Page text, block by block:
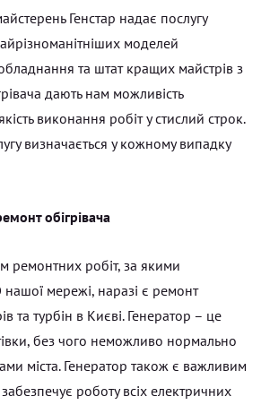
Генстар надає послугу
моделей
та штат кращих майстрів з
дають нам можливість
виконання робіт у стислий строк.
визначається у кожному випадку
обігрівача
ремонтних робіт, за якими
нашої мережі, наразі є ремонт
та турбін в Києві. Генератор – це
без чого неможливо нормально
міста. Генератор також є важливим
роботу всіх електричних